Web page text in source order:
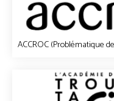
ACCROC (Problématique